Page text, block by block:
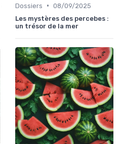
Dossiers • 08/09/2025
Les mystères des percebes :
un trésor de la mer